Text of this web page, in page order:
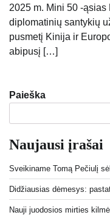
2025 m. Mini 50 -
diplomatinių santykių
pusmetį Kinija ir
abipusį […]
Paieška
Naujausi įrašai
Sveikiname Tomą Pečiulį
Didžiausias dėmesys:
Nauji juodosios mirties